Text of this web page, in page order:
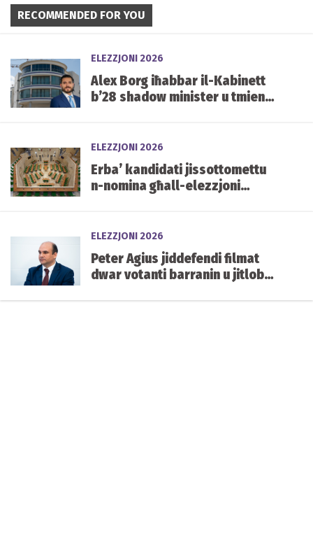
RECOMMENDED FOR YOU
ELEZZJONI 2026
Alex Borg iħabbar il-Kabinett
b’28 shadow minister u tmien
ELEZZJONI 2026
Erba’ kandidati jissottomettu
n-nomina għall-elezzjoni
ELEZZJONI 2026
Peter Agius jiddefendi filmat
dwar votanti barranin u jitlob